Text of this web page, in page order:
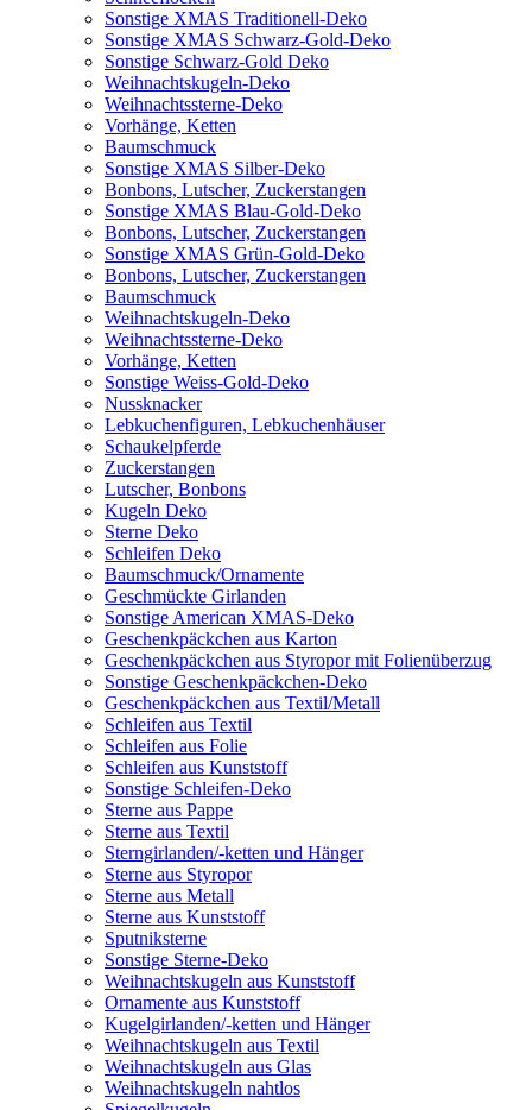
Sonstige XMAS Traditionell-Deko
Sonstige XMAS Schwarz-Gold-Deko
Sonstige Schwarz-Gold Deko
Weihnachtskugeln-Deko
Weihnachtssterne-Deko
Vorhänge, Ketten
Baumschmuck
Sonstige XMAS Silber-Deko
Bonbons, Lutscher, Zuckerstangen
Sonstige XMAS Blau-Gold-Deko
Bonbons, Lutscher, Zuckerstangen
Sonstige XMAS Grün-Gold-Deko
Bonbons, Lutscher, Zuckerstangen
Baumschmuck
Weihnachtskugeln-Deko
Weihnachtssterne-Deko
Vorhänge, Ketten
Sonstige Weiss-Gold-Deko
Nussknacker
Lebkuchenfiguren, Lebkuchenhäuser
Schaukelpferde
Zuckerstangen
Lutscher, Bonbons
Kugeln Deko
Sterne Deko
Schleifen Deko
Baumschmuck/Ornamente
Geschmückte Girlanden
Sonstige American XMAS-Deko
Geschenkpäckchen aus Karton
Geschenkpäckchen aus Styropor mit Folienüberzug
Sonstige Geschenkpäckchen-Deko
Geschenkpäckchen aus Textil/Metall
Schleifen aus Textil
Schleifen aus Folie
Schleifen aus Kunststoff
Sonstige Schleifen-Deko
Sterne aus Pappe
Sterne aus Textil
Sterngirlanden/-ketten und Hänger
Sterne aus Styropor
Sterne aus Metall
Sterne aus Kunststoff
Sputniksterne
Sonstige Sterne-Deko
Weihnachtskugeln aus Kunststoff
Ornamente aus Kunststoff
Kugelgirlanden/-ketten und Hänger
Weihnachtskugeln aus Textil
Weihnachtskugeln aus Glas
Weihnachtskugeln nahtlos